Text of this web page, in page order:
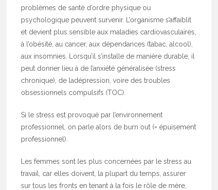
problèmes de santé d’ordre physique ou
psychologique peuvent survenir. L’organisme s’affaiblit
et devient plus sensible aux maladies cardiovasculaires,
à l’obésité, au cancer, aux dépendances (tabac, alcool),
aux insomnies. Lorsqu’il s’installe de manière durable, il
peut donner lieu à de l’anxiété généralisée (stress
chronique), de ladépression, voire des troubles
obsessionnels compulsifs (TOC).
Si le stress est provoqué par l’environnement
professionnel, on parle alors de burn out (= épuisement
professionnel).
Les femmes sont les plus concernées par le stress au
travail, car elles doivent, la plupart du temps, assurer
sur tous les fronts en tenant à la fois le rôle de mère,